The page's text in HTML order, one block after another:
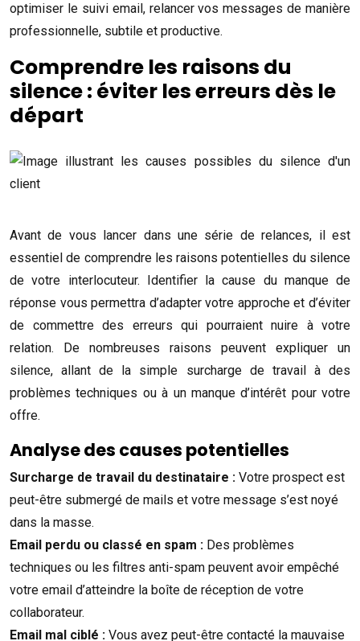
optimiser le suivi email, relancer vos messages de manière
professionnelle, subtile et productive.
Comprendre les raisons du
silence : éviter les erreurs dès le
départ
Avant de vous lancer dans une série de relances, il est
essentiel de comprendre les raisons potentielles du silence
de votre interlocuteur. Identifier la cause du manque de
réponse vous permettra d’adapter votre approche et d’éviter
de commettre des erreurs qui pourraient nuire à votre
relation. De nombreuses raisons peuvent expliquer un
silence, allant de la simple surcharge de travail à des
problèmes techniques ou à un manque d’intérêt pour votre
offre.
Analyse des causes potentielles
Surcharge de travail du destinataire : Votre prospect est
peut-être submergé de mails et votre message s’est noyé
dans la masse.
Email perdu ou classé en spam : Des problèmes
techniques ou les filtres anti-spam peuvent avoir empêché
votre email d’atteindre la boîte de réception de votre
collaborateur.
Email mal ciblé : Vous avez peut-être contacté la mauvaise